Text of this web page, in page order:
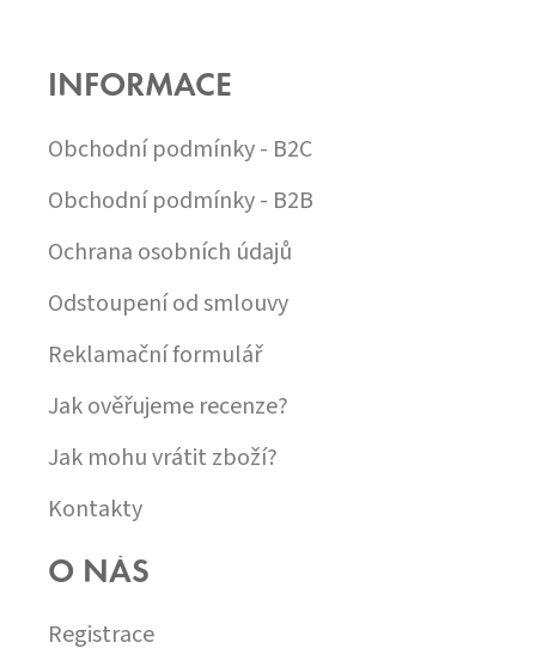
P
S
U
INFORMACE
Obchodní podmínky - B2C
Obchodní podmínky - B2B
Ochrana osobních údajů
Odstoupení od smlouvy
Reklamační formulář
Jak ověřujeme recenze?
Jak mohu vrátit zboží?
Kontakty
O NÁS
Registrace